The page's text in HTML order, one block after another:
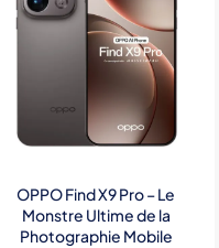
OPPO Find X9 Pro – Le
Monstre Ultime de la
Photographie Mobile